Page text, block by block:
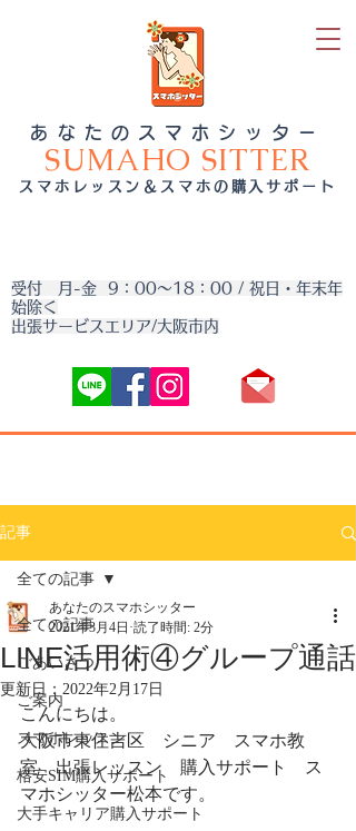
あなたのスマホシッター
SUMAHO SITTER
スマホレッスン＆スマホの購入サポート
受付 月-金 9：00～18：00 / 祝日・年末年
始除く
出張サービスエリア/大阪市内
記事
全ての記事
ごあいさつ
ご案内
スマホレッスン
格安SIM購入サポート
大手キャリア購入サポート
全ての記事
LINE活用術④グループ通話
あなたのスマホシッター
2021年3月4日 読了時間: 2分
更新日： 2022年2月17日
こんにちは。
大阪市東住吉区　シニア　スマホ教
室　出張レッスン　購入サポート　ス
マホシッター松本です。